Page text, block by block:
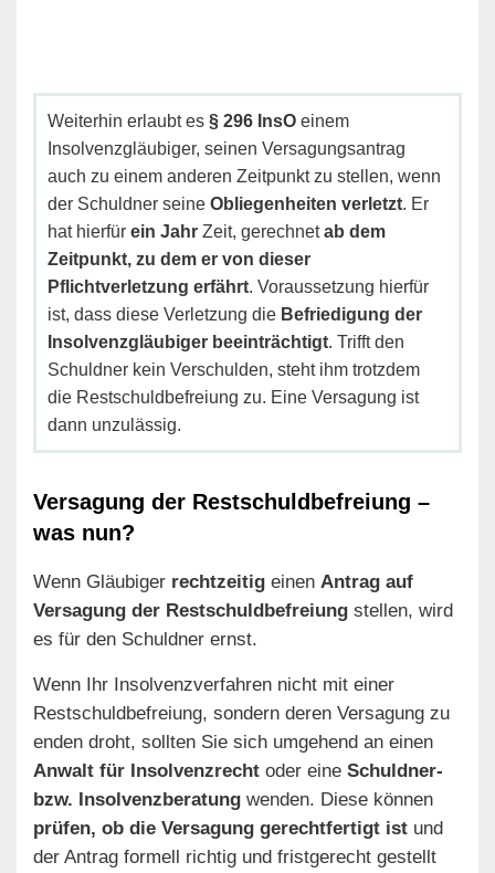
Weiterhin erlaubt es § 296 InsO einem
Insolvenzgläubiger, seinen Versagungsantrag
auch zu einem anderen Zeitpunkt zu stellen, wenn
der Schuldner seine Obliegenheiten verletzt. Er
hat hierfür ein Jahr Zeit, gerechnetab dem
Zeitpunkt, zu dem er von dieser
Pflichtverletzung erfährt. Voraussetzung hierfür
ist, dass diese Verletzung die Befriedigung der
Insolvenzgläubiger beeinträchtigt. Trifft den
Schuldner kein Verschulden, steht ihm trotzdem
die Restschuldbefreiung zu. Eine Versagung ist
dann unzulässig.
Versagung der Restschuldbefreiung –
was nun?
Wenn Gläubiger rechtzeitig einen Antrag auf
Versagung der Restschuldbefreiung stellen, wird
es für den Schuldner ernst.
Wenn Ihr Insolvenzverfahren nicht mit einer
Restschuldbefreiung, sondern deren Versagung zu
enden droht, sollten Sie sich umgehend an einen
Anwalt für Insolvenzrecht oder eine Schuldner-
bzw. Insolvenzberatung wenden. Diese können
prüfen, ob die Versagung gerechtfertigt ist und
der Antrag formell richtig und fristgerecht gestellt